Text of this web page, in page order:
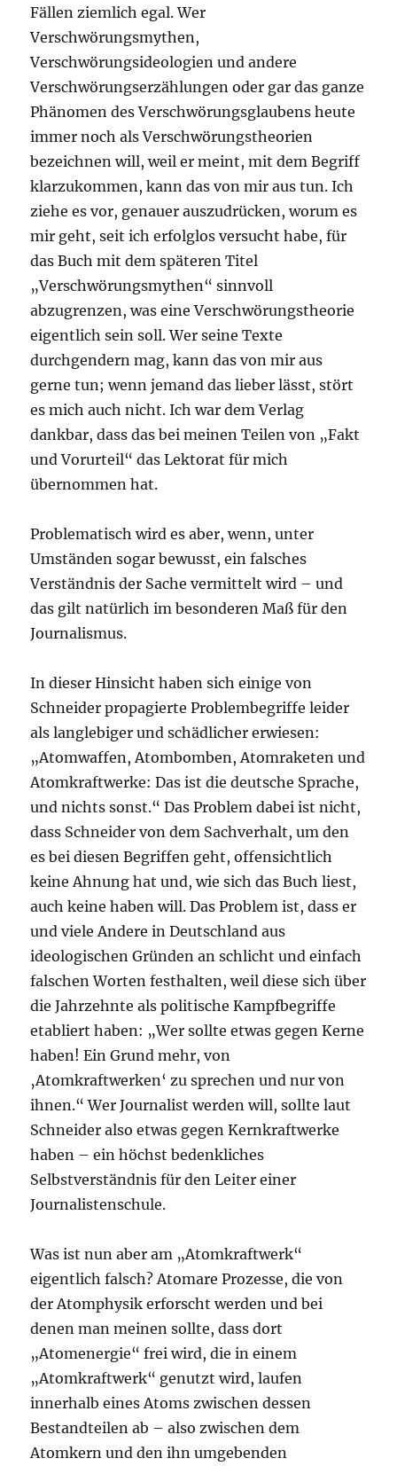
Fällen ziemlich egal. Wer
Verschwörungsmythen,
Verschwörungsideologien und andere
Verschwörungserzählungen oder gar das ganze
Phänomen des Verschwörungsglaubens heute
immer noch als Verschwörungstheorien
bezeichnen will, weil er meint, mit dem Begriff
klarzukommen, kann das von mir aus tun. Ich
ziehe es vor, genauer auszudrücken, worum es
mir geht, seit ich erfolglos versucht habe, für
das Buch mit dem späteren Titel
„Verschwörungsmythen“ sinnvoll
abzugrenzen, was eine Verschwörungstheorie
eigentlich sein soll. Wer seine Texte
durchgendern mag, kann das von mir aus
gerne tun; wenn jemand das lieber lässt, stört
es mich auch nicht. Ich war dem Verlag
dankbar, dass das bei meinen Teilen von „Fakt
und Vorurteil“ das Lektorat für mich
übernommen hat.
Problematisch wird es aber, wenn, unter
Umständen sogar bewusst, ein falsches
Verständnis der Sache vermittelt wird – und
das gilt natürlich im besonderen Maß für den
Journalismus.
In dieser Hinsicht haben sich einige von
Schneider propagierte Problembegriffe leider
als langlebiger und schädlicher erwiesen:
„Atomwaffen, Atombomben, Atomraketen und
Atomkraftwerke: Das ist die deutsche Sprache,
und nichts sonst.“ Das Problem dabei ist nicht,
dass Schneider von dem Sachverhalt, um den
es bei diesen Begriffen geht, offensichtlich
keine Ahnung hat und, wie sich das Buch liest,
auch keine haben will. Das Problem ist, dass er
und viele Andere in Deutschland aus
ideologischen Gründen an schlicht und einfach
falschen Worten festhalten, weil diese sich über
die Jahrzehnte als politische Kampfbegriffe
etabliert haben: „Wer sollte etwas gegen Kerne
haben! Ein Grund mehr, von
‚Atomkraftwerken‘ zu sprechen und nur von
ihnen.“ Wer Journalist werden will, sollte laut
Schneider also etwas gegen Kernkraftwerke
haben – ein höchst bedenkliches
Selbstverständnis für den Leiter einer
Journalistenschule.
Was ist nun aber am „Atomkraftwerk“
eigentlich falsch? Atomare Prozesse, die von
der Atomphysik erforscht werden und bei
denen man meinen sollte, dass dort
„Atomenergie“ frei wird, die in einem
„Atomkraftwerk“ genutzt wird, laufen
innerhalb eines Atoms zwischen dessen
Bestandteilen ab – also zwischen dem
Atomkern und den ihn umgebenden